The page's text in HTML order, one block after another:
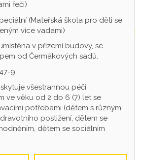
řeči)
(Mateřská škola pro děti se
více vadami)
v přízemí budovy, se
od Čermákových sadů.
9
všestrannou péči
ve věku od 2 do 6 (7) let se
potřebami (dětem s různým
postižení, dětem se
dětem se sociálním